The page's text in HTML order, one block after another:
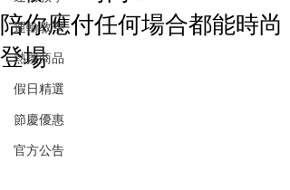
運輸教學
熱搜商品
假日精選
節慶優惠
官方公告
陪你應付任何場合都能時尚
登場